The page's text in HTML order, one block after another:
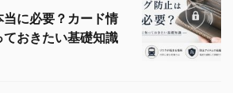
に必要？カード情
おきたい基礎知識